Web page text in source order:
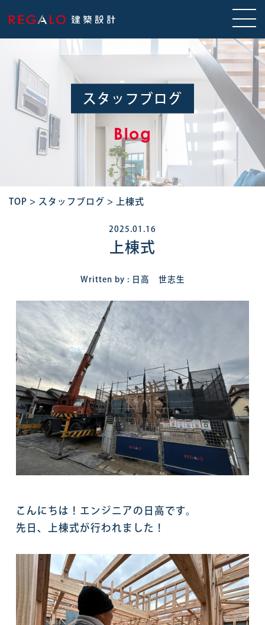
スタッフブログ
Blog
TOP > スタッフブログ > 上棟式
2025.01.16
上棟式
Written by : 日高 世志生
こんにちは！エンジニアの日高です。
先日、上棟式が行われました！